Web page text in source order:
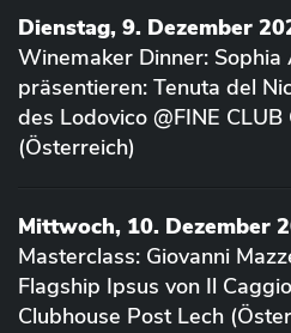
Dienstag, 9. Dezember
Winemaker Dinner: Sophia
präsentieren: Tenuta del
des Lodovico @FINE
(Österreich)
Mittwoch, 10. Dezember
Masterclass: Giovanni
Flagship Ipsus von Il
Clubhouse Post Lech